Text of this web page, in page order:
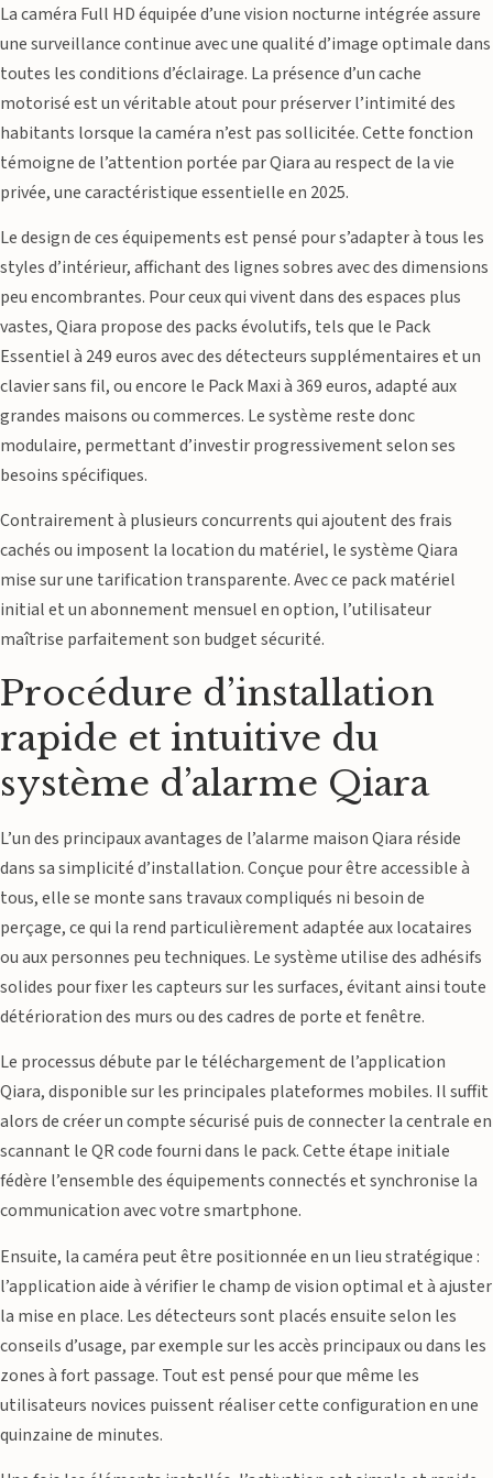
La caméra Full HD équipée d’une vision nocturne intégrée assure
une surveillance continue avec une qualité d’image optimale dans
toutes les conditions d’éclairage. La présence d’un cache
motorisé est un véritable atout pour préserver l’intimité des
habitants lorsque la caméra n’est pas sollicitée. Cette fonction
témoigne de l’attention portée par Qiara au respect de la vie
privée, une caractéristique essentielle en 2025.
Le design de ces équipements est pensé pour s’adapter à tous les
styles d’intérieur, affichant des lignes sobres avec des dimensions
peu encombrantes. Pour ceux qui vivent dans des espaces plus
vastes, Qiara propose des packs évolutifs, tels que le Pack
Essentiel à 249 euros avec des détecteurs supplémentaires et un
clavier sans fil, ou encore le Pack Maxi à 369 euros, adapté aux
grandes maisons ou commerces. Le système reste donc
modulaire, permettant d’investir progressivement selon ses
besoins spécifiques.
Contrairement à plusieurs concurrents qui ajoutent des frais
cachés ou imposent la location du matériel, le système Qiara
mise sur une tarification transparente. Avec ce pack matériel
initial et un abonnement mensuel en option, l’utilisateur
maîtrise parfaitement son budget sécurité.
Procédure d’installation
rapide et intuitive du
système d’alarme Qiara
L’un des principaux avantages de l’alarme maison Qiara réside
dans sa simplicité d’installation. Conçue pour être accessible à
tous, elle se monte sans travaux compliqués ni besoin de
perçage, ce qui la rend particulièrement adaptée aux locataires
ou aux personnes peu techniques. Le système utilise des adhésifs
solides pour fixer les capteurs sur les surfaces, évitant ainsi toute
détérioration des murs ou des cadres de porte et fenêtre.
Le processus débute par le téléchargement de l’application
Qiara, disponible sur les principales plateformes mobiles. Il suffit
alors de créer un compte sécurisé puis de connecter la centrale en
scannant le QR code fourni dans le pack. Cette étape initiale
fédère l’ensemble des équipements connectés et synchronise la
communication avec votre smartphone.
Ensuite, la caméra peut être positionnée en un lieu stratégique :
l’application aide à vérifier le champ de vision optimal et à ajuster
la mise en place. Les détecteurs sont placés ensuite selon les
conseils d’usage, par exemple sur les accès principaux ou dans les
zones à fort passage. Tout est pensé pour que même les
utilisateurs novices puissent réaliser cette configuration en une
quinzaine de minutes.